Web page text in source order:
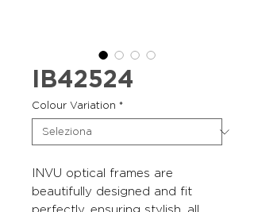
IB42524
Colour Variation *
INVU optical frames are
beautifully designed and fit